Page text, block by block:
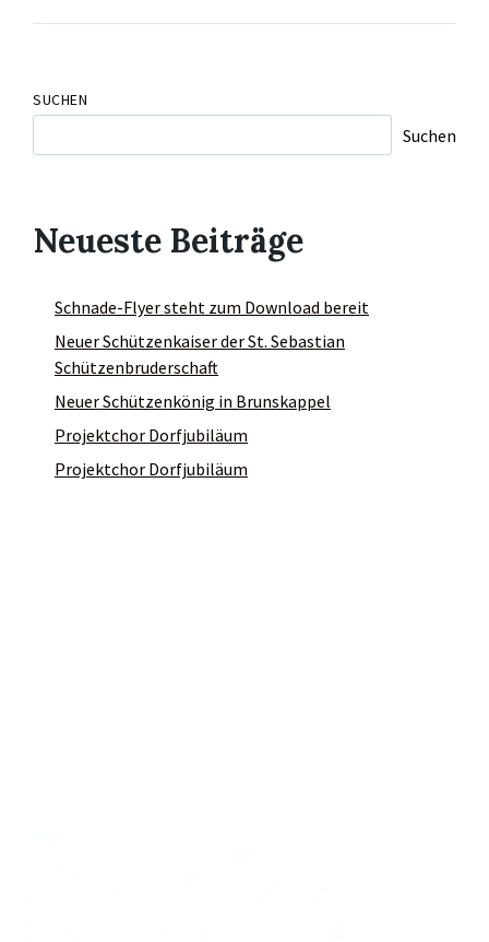
SUCHEN
Suchen
Neueste Beiträge
Schnade-Flyer steht zum Download bereit
Neuer Schützenkaiser der St. Sebastian
Schützenbruderschaft
Neuer Schützenkönig in Brunskappel
Projektchor Dorfjubiläum
Projektchor Dorfjubiläum